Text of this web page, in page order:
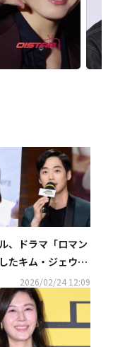
、ドラマ「ロマン
たキム・ジェウォ
りの再会！特別番組
2026/02/24 12:09